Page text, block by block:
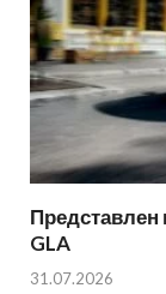
GLA
31.07.2026